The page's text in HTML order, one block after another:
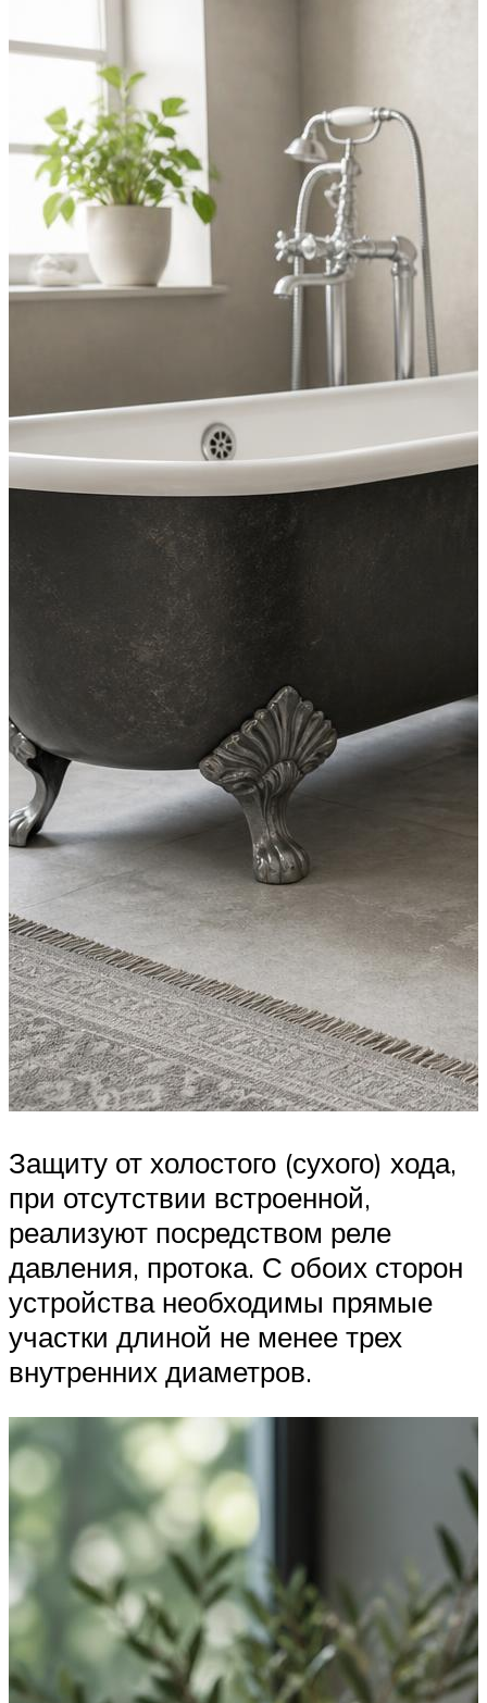
Защиту от холостого (сухого) хода,
при отсутствии встроенной,
реализуют посредством реле
давления, протока. С обоих сторон
устройства необходимы прямые
участки длиной не менее трех
внутренних диаметров.